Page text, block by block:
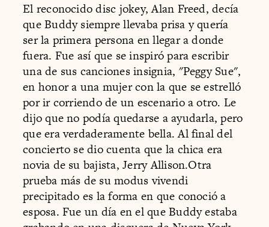
El reconocido disc jokey, Alan Freed, decía
que Buddy siempre llevaba prisa y quería
ser la primera persona en llegar a donde
fuera. Fue así que se inspiró para escribir
una de sus canciones insignia, "Peggy Sue",
en honor a una mujer con la que se estrelló
por ir corriendo de un escenario a otro. Le
dijo que no podía quedarse a ayudarla, pero
que era verdaderamente bella. Al final del
concierto se dio cuenta que la chica era
novia de su bajista, Jerry Allison.Otra
prueba más de su modus vivendi
precipitado es la forma en que conoció a
esposa. Fue un día en el que Buddy estaba